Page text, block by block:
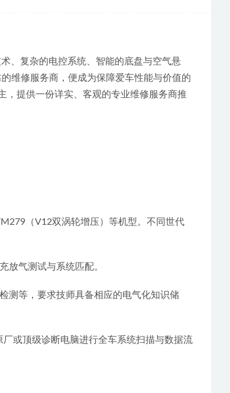
、复杂的电控系统、智能的底盘与空气悬
维修服务商，便成为保障爱车性能与价值的
，提供一份详实、客观的专业维修服务商推
（V12双涡轮增压）等机型。不同世代
放气测试与系统匹配。
测等，要求技师具备相应的电气化知识储
或顶级诊断电脑进行全车系统扫描与数据流